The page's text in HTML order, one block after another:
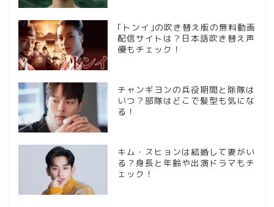
｢トンイ｣の吹き替え版の無料動画
配信サイトは？日本語吹き替え声
優もチェック！
チャンギヨンの兵役期間と除隊は
いつ？部隊はどこで髪型も気にな
る！
キム・スヒョンは結婚して妻がい
る？身長と年齢や出演ドラマもチ
ェック！